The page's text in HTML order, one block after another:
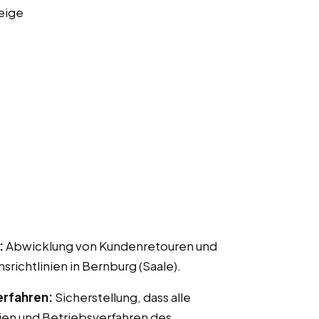
Abwicklung von Kundenretouren und
in Bernburg (Saale).
Sicherstellung, dass alle